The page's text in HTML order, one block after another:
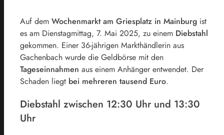
Auf dem Wochenmarkt am Griesplatz in Mainburg ist
es am Dienstagmittag, 7. Mai 2025, zu einem Diebstahl
gekommen. Einer 36-jährigen Markthändlerin aus
Gachenbach wurde die Geldbörse mit den
Tageseinnahmen aus einem Anhänger entwendet. Der
Schaden liegt bei mehreren tausend Euro.
Diebstahl zwischen 12:30 Uhr und 13:30
Uhr